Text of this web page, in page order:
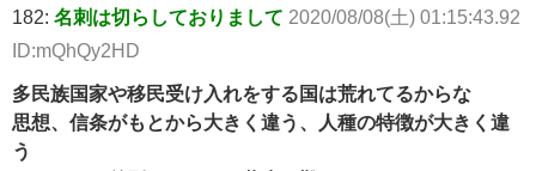
182: 名刺は切らしておりまして 2020/08/08(土) 01:15:43.92
ID:mQhQy2HD
多民族国家や移民受け入れをする国は荒れてるからな
思想、信条がもとから大きく違う、人種の特徴が大きく違
う